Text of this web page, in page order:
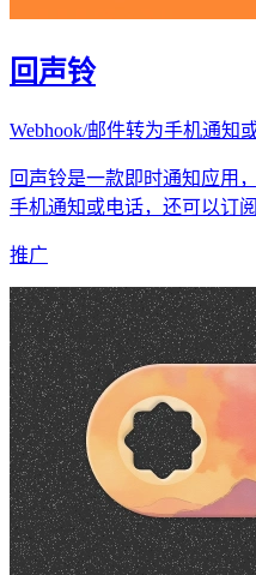
回声铃
Webhook/邮件转为手机通知
回声铃是一款即时通知应用
手机通知或电话，还可以订
推广